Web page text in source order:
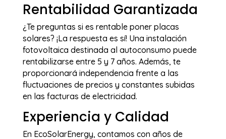
Rentabilidad Garantizada
¿Te preguntas si es rentable poner placas
solares? ¡La respuesta es sí! Una instalación
fotovoltaica destinada al autoconsumo puede
rentabilizarse entre 5 y 7 años. Además, te
proporcionará independencia frente a las
fluctuaciones de precios y constantes subidas
en las facturas de electricidad.
Experiencia y Calidad
En EcoSolarEnergy, contamos con años de